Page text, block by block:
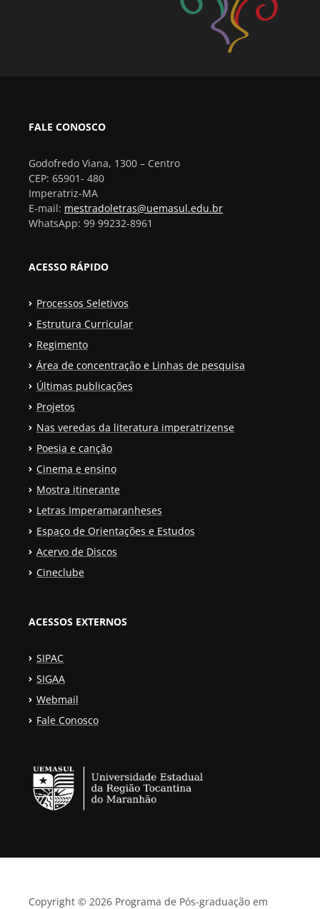
FALE CONOSCO
Godofredo Viana, 1300 – Centro
CEP: 65901- 480
Imperatriz-MA
E-mail: mestradoletras@uemasul.edu.br
WhatsApp: 99 99232-8961
ACESSO RÁPIDO
Processos Seletivos
Estrutura Curricular
Regimento
Área de concentração e Linhas de pesquisa
Últimas publicações
Projetos
Nas veredas da literatura imperatrizense
Poesia e canção
Cinema e ensino
Mostra itinerante
Letras Imperamaranheses
Espaço de Orientações e Estudos
Acervo de Discos
Cineclube
ACESSOS EXTERNOS
SIPAC
SIGAA
Webmail
Fale Conosco
Copyright © 2026 Programa de Pós-graduação em